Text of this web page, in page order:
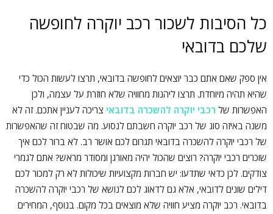
כל הסיבות לשכור רכב יוקרה לחופשה
שלכם בדובאי
אין ספק שאם אתם כבר יוצאים לחופשה בדובאי, תרצו לעשות הכול כדי
שהיא תהיה מיוחדת. תרצו ליהנות מחוויה שלא חוזרת על עצמה, ולכן
האפשרות של רכבי יוקרה להשכרה בדובאי צריכה לעניין אתכם. זה לא
משנה באיזה סוג של רכב יוקרה חשבתם לנסוע. מה שבטוח זה שהאפשרות
של רכבי יוקרה להשכרה בדובאי תגרום לכם אושר רב. לא ברור לכם איך
שוכרים רכבי יוקרה? רוצים שהכול יהיה מאורגן ומסודר מראש? אתם לגמרי
צודקים. לכן כדאי שתדעו: יש חברות מקצועיות שיכולות לא רק למכור לכם
דילים שונים לדובאי, אלא גם לדאוג לכם לנושא של רכבי יוקרה להשכרה
בדובאי. רכב יוקרה מציע חוויה שלא מוצאים בכל מקום. בנוסף, המחירים